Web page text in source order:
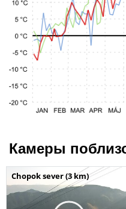
Камеры
Chopok sever (3 km)